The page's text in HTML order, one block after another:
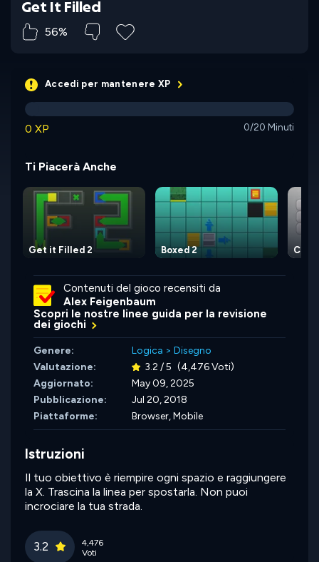
Get It Filled
56%
Accedi per mantenere XP
0 XP 0/20 Minuti
Ti Piacerà Anche
Get it Filled 2 Boxed 2
Contenuti del gioco recensiti da
Alex Feigenbaum
Scopri le nostre linee guida per la revisione
dei giochi
Genere: Logica > Disegno
Valutazione:
3.2 / 5 (4,476 Voti)
Aggiornato:
May 09, 2025
Pubblicazione:
Jul 20, 2018
Piattaforme:
Browser, Mobile
Istruzioni
Il tuo obiettivo è riempire ogni spazio e raggiungere
la X. Trascina la linea per spostarla. Non puoi
incrociare la tua strada.
3.2
4,476
Voti